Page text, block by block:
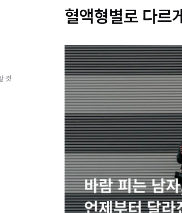
혈액형별로 다르
것